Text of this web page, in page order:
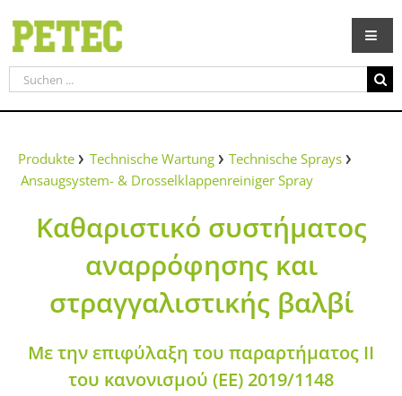
Inhalt
springen
Suche
nach:
Produkte Technische Wartung
Technische Sprays
Ansaugsystem- & Drosselklappenreiniger Spray
Καθαριστικό συστήματος
αναρρόφησης και
στραγγαλιστικής βαλβί
Με την επιφύλαξη του παραρτήματος ΙΙ
του κανονισμού (ΕΕ) 2019/1148